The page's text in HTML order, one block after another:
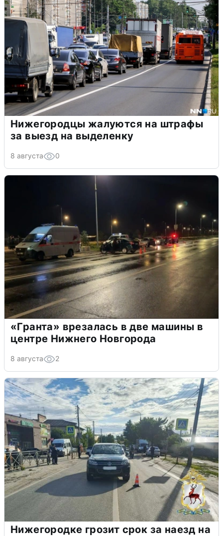
Нижегородцы жалуются на штрафы
за выезд на выделенку
8 августа 0
«Гранта» врезалась в две машины в
центре Нижнего Новгорода
8 августа 2
Нижегородке грозит срок за наезд на